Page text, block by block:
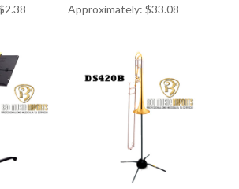
precio
S/159.00.
precio
Approximately: $33.08